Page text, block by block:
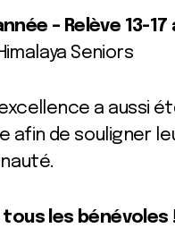
– Relève 13-17
Seniors
a aussi
afin de souligner
les bénévoles !